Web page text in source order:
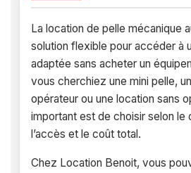
La location de pelle mécanique
solution flexible pour accéder à
adaptée sans acheter un
vous cherchiez une mini pelle,
opérateur ou une location sans
important est de choisir selon le
l’accès et le coût total.
Chez Location Benoit, vous